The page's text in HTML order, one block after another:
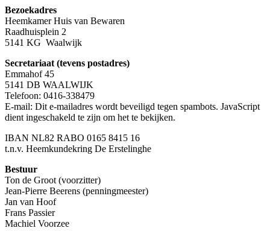
Bezoekadres
Heemkamer Huis van Bewaren
Raadhuisplein 2
5141 KG Waalwijk
Secretariaat (tevens postadres)
Emmahof 45
5141 DB WAALWIJK
Telefoon: 0416-338479
E-mail: Dit e-mailadres wordt beveiligd tegen spambots. JavaScript
dient ingeschakeld te zijn om het te bekijken.
IBAN NL82 RABO 0165 8415 16
t.n.v. Heemkundekring De Erstelinghe
Bestuur
Ton de Groot (voorzitter)
Jean-Pierre Beerens (penningmeester)
Jan van Hoof
Frans Passier
Machiel Voorzee